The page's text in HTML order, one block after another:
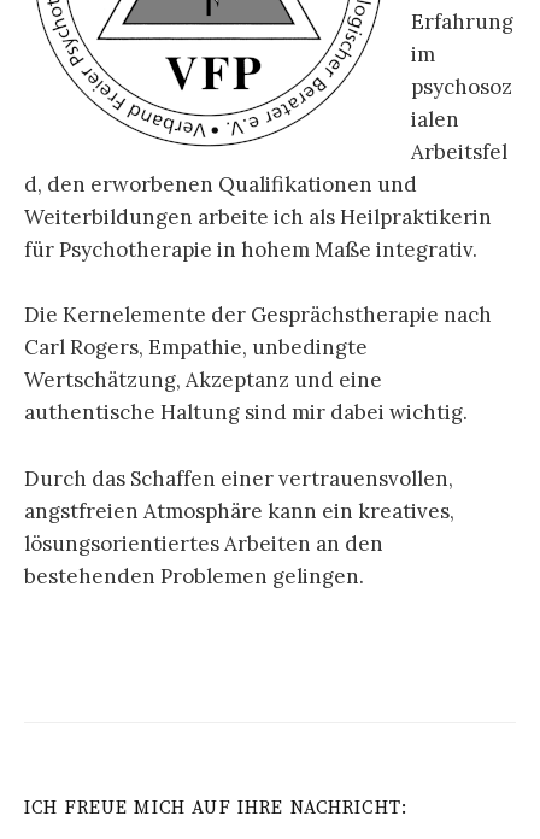
Erfahrung
im
psychosoz
ialen
Arbeitsfel
d, den erworbenen Qualifikationen und
Weiterbildungen arbeite ich als Heilpraktikerin
für Psychotherapie in hohem Maße integrativ.
Die Kernelemente der Gesprächstherapie nach
Carl Rogers, Empathie, unbedingte
Wertschätzung, Akzeptanz und eine
authentische Haltung sind mir dabei wichtig.
Durch das Schaffen einer vertrauensvollen,
angstfreien Atmosphäre kann ein kreatives,
lösungsorientiertes Arbeiten an den
bestehenden Problemen gelingen.
ICH FREUE MICH AUF IHRE NACHRICHT: